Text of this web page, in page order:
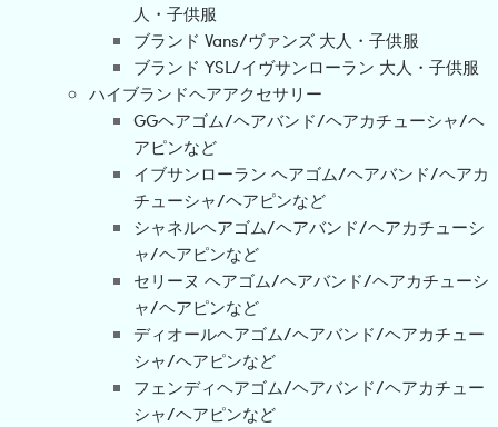
人・子供服
ブランド Vans/ヴァンズ 大人・子供服
ブランド YSL/イヴサンローラン 大人・子供服
ハイブランドヘアアクセサリー
GGヘアゴム/ヘアバンド/ヘアカチューシャ/ヘ
アピンなど
イブサンローラン ヘアゴム/ヘアバンド/ヘアカ
チューシャ/ヘアピンなど
シャネルヘアゴム/ヘアバンド/ヘアカチューシ
ャ/ヘアピンなど
セリーヌ ヘアゴム/ヘアバンド/ヘアカチューシ
ャ/ヘアピンなど
ディオールヘアゴム/ヘアバンド/ヘアカチュー
シャ/ヘアピンなど
フェンディヘアゴム/ヘアバンド/ヘアカチュー
シャ/ヘアピンなど